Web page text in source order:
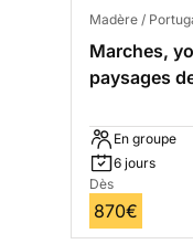
Madère /
Marches,
paysages
En groupe
6 jours
Dès
870€